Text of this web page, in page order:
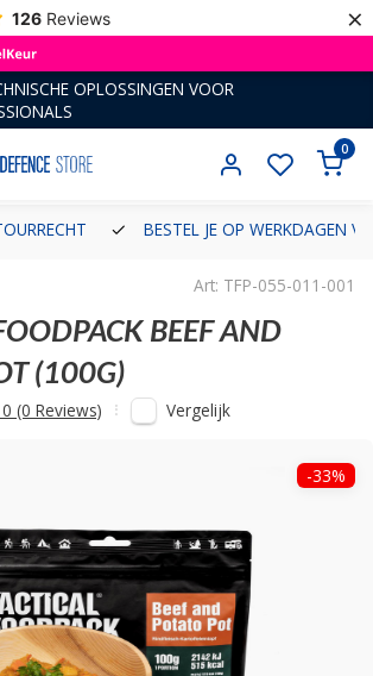
126 Reviews ×
OPLOSSINGEN VOOR
0
BESTEL JE OP WERKDAGEN
Art: TFP-055-011-001
BEEF AND
(100G)
(0 Reviews) Vergelijk
-33%